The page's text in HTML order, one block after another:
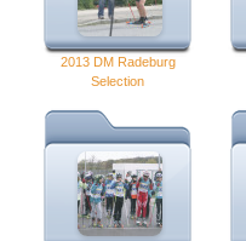
2013 DM Radeburg
Selection